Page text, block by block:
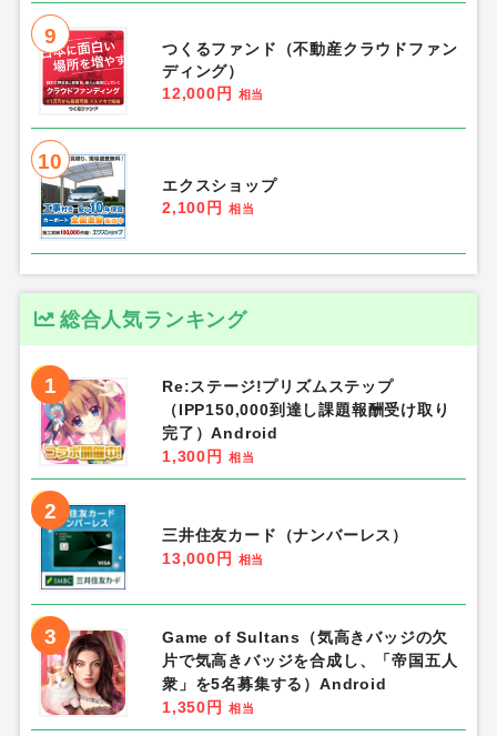
9
つくるファンド（不動産クラウドファン
ディング）
12,000円
相当
10
エクスショップ
2,100円
相当
総合人気ランキング
1
Re:ステージ!プリズムステップ
（IPP150,000到達し課題報酬受け取り
完了）Android
1,300円
相当
2
三井住友カード（ナンバーレス）
13,000円
相当
3
Game of Sultans（気高きバッジの欠
片で気高きバッジを合成し、「帝国五人
衆」を5名募集する）Android
1,350円
相当